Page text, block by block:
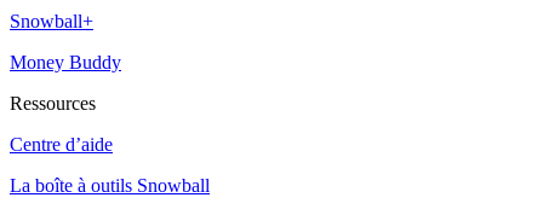
Snowball+
Money Buddy
Ressources
Centre d’aide
La boîte à outils Snowball